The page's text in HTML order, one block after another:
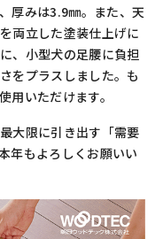
厚みは3.9㎜。また、天
両立した塗装仕上げに
、小型犬の足腰に負担
をプラスしました。も
用いただけます。
大限に引き出す「需要
年もよろしくお願いい